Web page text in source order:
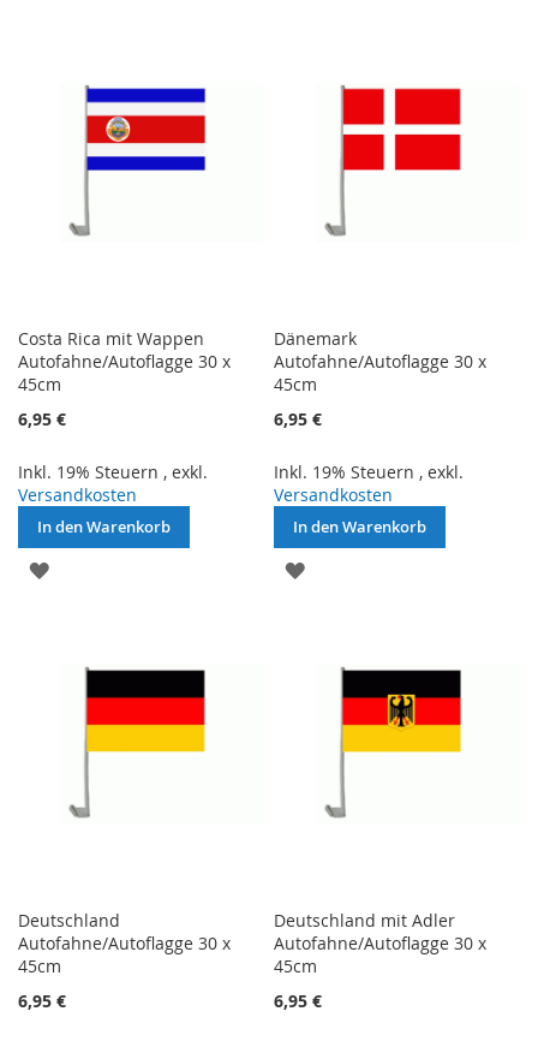
Costa Rica mit Wappen
Autofahne/Autoflagge 30 x
45cm
6,95 €
Inkl. 19% Steuern , exkl.
Versandkosten
In den Warenkorb
ZUR
Dänemark
Autofahne/Autoflagge 30 x
45cm
6,95 €
Inkl. 19% Steuern ,exkl.
Versandkosten
In den Warenkorb
ZUR
Deutschland
Autofahne/Autoflagge 30 x
45cm
6,95 €
Deutschland mit Adler
Autofahne/Autoflagge 30 x
45cm
6,95 €